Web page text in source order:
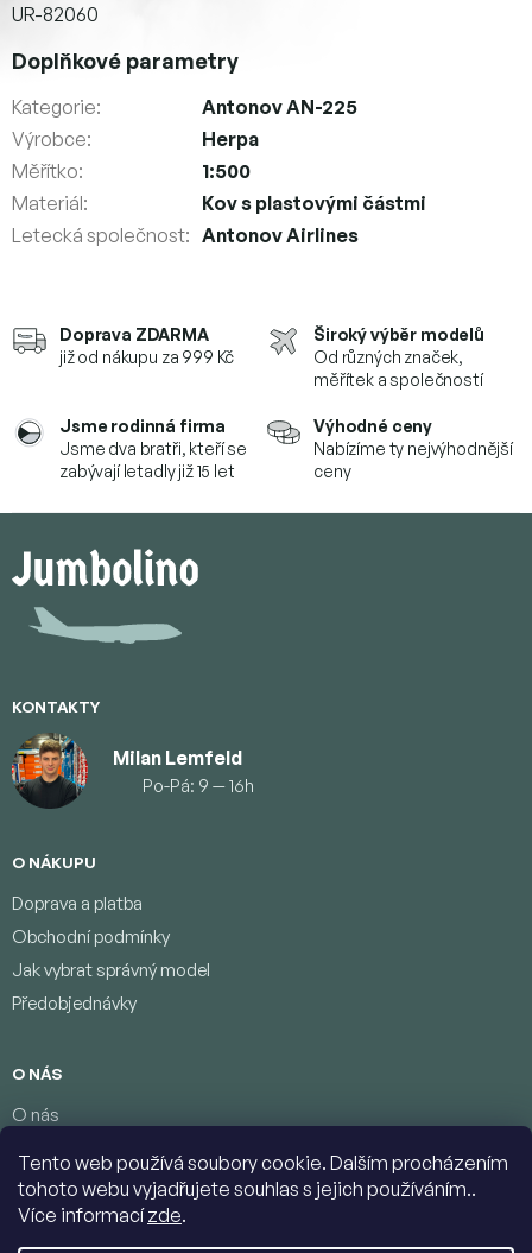
Tento web používá soubory cookie. Dalším procházením
tohoto webu vyjadřujete souhlas s jejich používáním..
Více informacízde.
Doprava ZDARMA
již od nákupu za 999 Kč
Široký výběr modelů
Od různých značek,
měřítek a společností
Jsme rodinná firma
Jsme dva bratři, kteří se
zabývají letadly již 15 let
Výhodné ceny
Nabízíme ty nejvýhodnější
ceny
UR-82060
Doplňkové parametry
Kategorie:
Antonov AN-225
Výrobce:
Herpa
Měřítko:
1:500
Materiál:
Kov s plastovými částmi
Letecká společnost: Antonov Airlines
p
KONTAKTY
Milan Lemfeld
Po-Pá: 9 — 16h
O NÁKUPU
Doprava a platba
Obchodní podmínky
Jak vybrat správný model
Předobjednávky
O NÁS
O nás
Podmínky ochrany osobních údajů
Kontakty